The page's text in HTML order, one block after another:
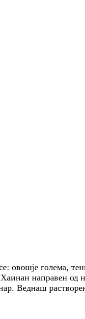
овошје голема,
направен од
Веднаш